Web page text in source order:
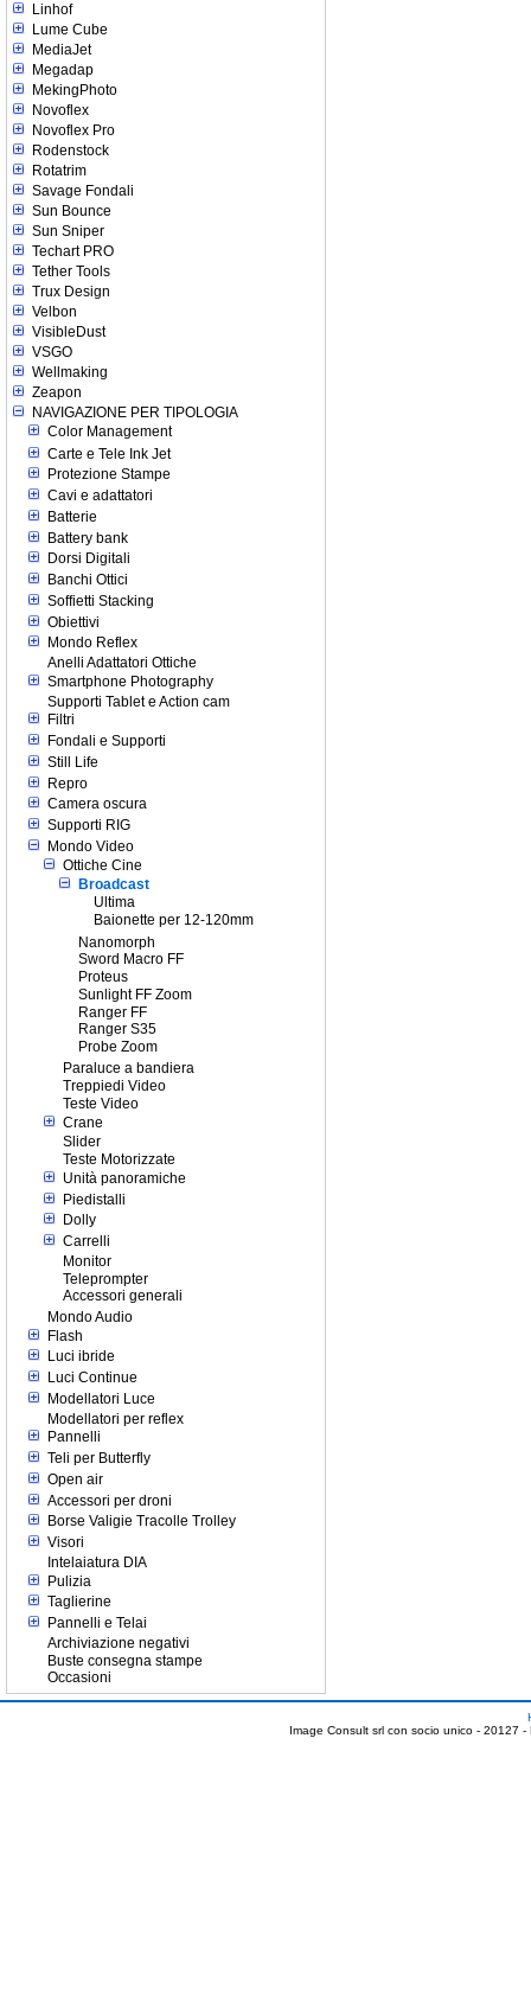
Linhof
Lume Cube
MediaJet
Megadap
MekingPhoto
Novoflex
Novoflex Pro
Rodenstock
Rotatrim
Savage Fondali
Sun Bounce
Sun Sniper
Techart PRO
Tether Tools
Trux Design
Velbon
VisibleDust
VSGO
Wellmaking
Zeapon
NAVIGAZIONE PER TIPOLOGIA
Color Management
Carte e Tele Ink Jet
Protezione Stampe
Cavi e adattatori
Batterie
Battery bank
Dorsi Digitali
Banchi Ottici
Soffietti Stacking
Obiettivi
Mondo Reflex
Anelli Adattatori Ottiche
Smartphone Photography
Supporti Tablet e Action cam
Filtri
Fondali e Supporti
Still Life
Repro
Camera oscura
Supporti RIG
Mondo Video
Ottiche Cine
Broadcast
Ultima
Baionette per 12-120mm
Nanomorph
Sword Macro FF
Proteus
Sunlight FF Zoom
Ranger FF
Ranger S35
Probe Zoom
Paraluce a bandiera
Treppiedi Video
Teste Video
Crane
Slider
Teste Motorizzate
Unità panoramiche
Piedistalli
Dolly
Carrelli
Monitor
Teleprompter
Accessori generali
Mondo Audio
Flash
Luci ibride
Luci Continue
Modellatori Luce
Modellatori per reflex
Pannelli
Teli per Butterfly
Open air
Accessori per droni
Borse Valigie Tracolle Trolley
Visori
Intelaiatura DIA
Pulizia
Taglierine
Pannelli e Telai
Archiviazione negativi
Buste consegna stampe
Occasioni
Image Consult srl con socio unico - 20127